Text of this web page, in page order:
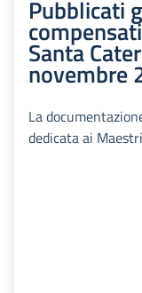
Pubblicati
Santa
novembre
La
dedicata ai